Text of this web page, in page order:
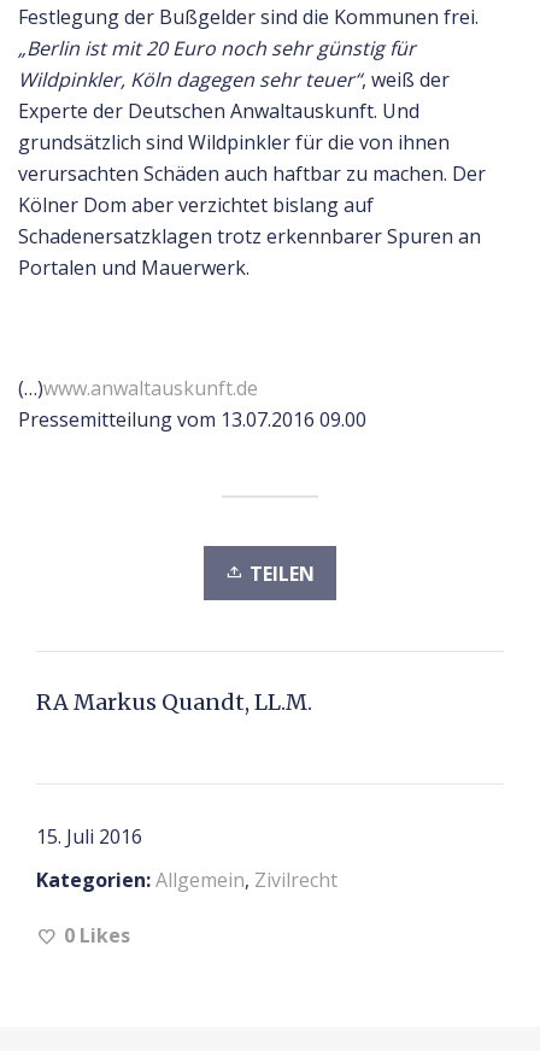
Festlegung der Bußgelder sind die Kommunen frei.
„Berlin ist mit 20 Euro noch sehr günstig für
Wildpinkler, Köln dagegen sehr teuer“, weiß der
Experte der Deutschen Anwaltauskunft. Und
grundsätzlich sind Wildpinkler für die von ihnen
verursachten Schäden auch haftbar zu machen. Der
Kölner Dom aber verzichtet bislang auf
Schadenersatzklagen trotz erkennbarer Spuren an
Portalen und Mauerwerk.
(…)www.anwaltauskunft.de
Pressemitteilung vom 13.07.2016 09.00
TEILEN
RA Markus Quandt, LL.M.
15. Juli 2016
Kategorien:Allgemein, Zivilrecht
0 Likes